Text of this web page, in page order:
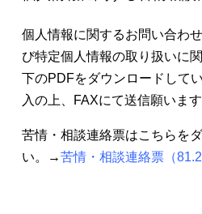
個人情報に関するお問い合わ
び特定個人情報の取り扱いに
下のPDFをダウンロードして
入の上、FAXにて送信願います
苦情・相談連絡票はこちらを
い。→苦情・相談連絡票（